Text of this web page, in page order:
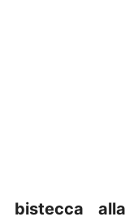
bistecca alla